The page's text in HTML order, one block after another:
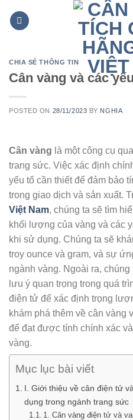
CHIA SẺ THÔNG TIN
Cân vàng và các
POSTED ON 28/11/2023 BY NGHIA
Cân vàng là một công cụ
trang sức. Việc xác định
yếu tố cần thiết để đảm bảo
trong giao dịch và sản xuất.
Việt Nam, chúng ta sẽ tìm
khối lượng của vàng và các
khi sử dụng. Chúng ta sẽ
troy ounce và gram, và sự
ngành vàng. Ngoài ra,
lưu ý quan trọng trong quá
điện tử để xác định trọng
khám phá thêm về cân vàng
để đạt được tính chính xác
vàng.
Mục lục bài viết
I. Giới thiệu về cân điện tử
dụng trong ngành trang sức
1. Cân vàng điện tử và